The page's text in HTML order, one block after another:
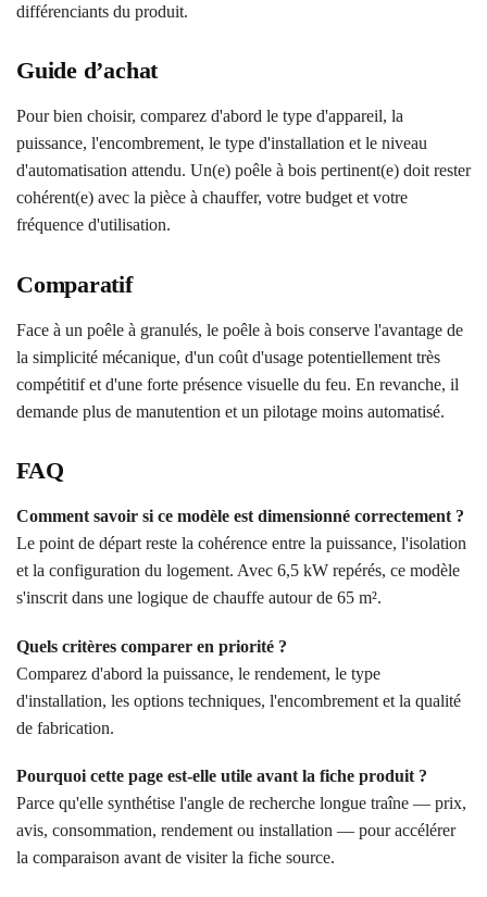
différenciants du produit.
Guide d’achat
Pour bien choisir, comparez d'abord le type d'appareil, la
puissance, l'encombrement, le type d'installation et le niveau
d'automatisation attendu. Un(e) poêle à bois pertinent(e) doit rester
cohérent(e) avec la pièce à chauffer, votre budget et votre
fréquence d'utilisation.
Comparatif
Face à un poêle à granulés, le poêle à bois conserve l'avantage de
la simplicité mécanique, d'un coût d'usage potentiellement très
compétitif et d'une forte présence visuelle du feu. En revanche, il
demande plus de manutention et un pilotage moins automatisé.
FAQ
Comment savoir si ce modèle est dimensionné correctement ?
Le point de départ reste la cohérence entre la puissance, l'isolation
et la configuration du logement. Avec 6,5 kW repérés, ce modèle
s'inscrit dans une logique de chauffe autour de 65 m².
Quels critères comparer en priorité ?
Comparez d'abord la puissance, le rendement, le type
d'installation, les options techniques, l'encombrement et la qualité
de fabrication.
Pourquoi cette page est-elle utile avant la fiche produit ?
Parce qu'elle synthétise l'angle de recherche longue traîne — prix,
avis, consommation, rendement ou installation — pour accélérer
la comparaison avant de visiter la fiche source.